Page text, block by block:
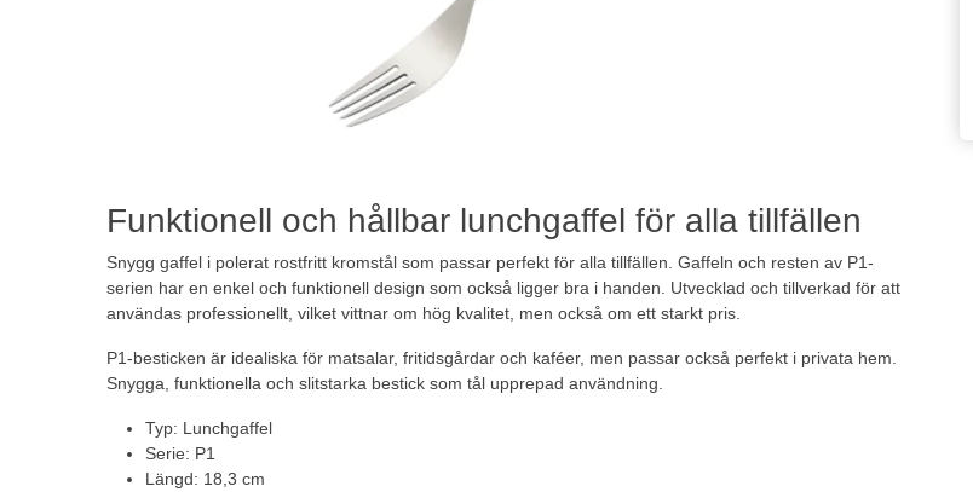
Funktionell och hållbar lunchgaffel för alla tillfällen
Snygg gaffel i polerat rostfritt kromstål som passar perfekt för alla tillfällen. Gaffeln och resten av P1-
serien har en enkel och funktionell design som också ligger bra i handen. Utvecklad och tillverkad för att
användas professionellt, vilket vittnar om hög kvalitet, men också om ett starkt pris.
P1-besticken är idealiska för matsalar, fritidsgårdar och kaféer, men passar också perfekt i privata hem.
Snygga, funktionella och slitstarka bestick som tål upprepad användning.
Typ: Lunchgaffel
Serie: P1
Längd: 18,3 cm